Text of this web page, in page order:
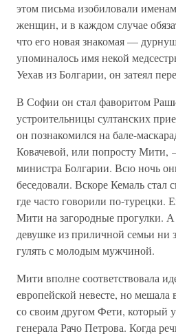
этом письма изобиловали
женщин, и в каждом случае
что его новая знакомая —
упоминалось имя некой
Уехав из Болгарии, он затеял
В Софии он стал фаворитом
устроительницы султанских
он познакомился на бале-
Ковачевой, или попросту Мити,
министра Болгарии. Всю ночь
беседовали. Вскоре Кемаль стал
где часто говорили по-турецки.
Мити на загородные прогулки.
девушке из приличной семьи ни
гулять с молодым мужчиной.
Мити вполне соответствовала
европейской невесте, но мешала
со своим другом Фети, который
генерала Рачо Петрова. Когда